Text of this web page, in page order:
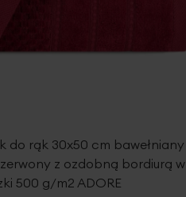
do rąk 30x50 cm bawełniany
z ozdobną bordiurą w
500 g/m2 ADORE